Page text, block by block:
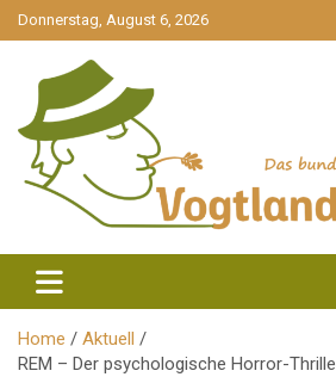
gehe
zum
Donnerstag, August 6, 2026
Vogtlandstreicher
Home
Aktuell
REM – Der psychologische Horror-